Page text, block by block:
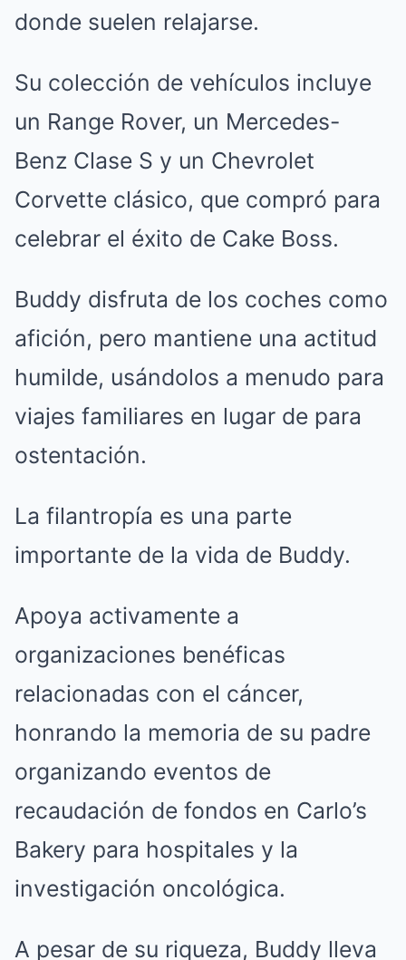
donde suelen relajarse.
Su colección de vehículos incluye
un Range Rover, un Mercedes-
Benz Clase S y un Chevrolet
Corvette clásico, que compró para
celebrar el éxito de Cake Boss.
Buddy disfruta de los coches como
afición, pero mantiene una actitud
humilde, usándolos a menudo para
viajes familiares en lugar de para
ostentación.
La filantropía es una parte
importante de la vida de Buddy.
Apoya activamente a
organizaciones benéficas
relacionadas con el cáncer,
honrando la memoria de su padre
organizando eventos de
recaudación de fondos en Carlo’s
Bakery para hospitales y la
investigación oncológica.
A pesar de su riqueza, Buddy lleva